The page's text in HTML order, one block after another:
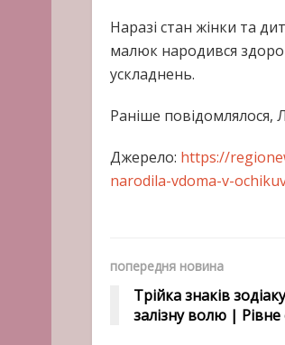
Наразі стан жінки та
малюк народився
ускладнень.
Раніше повідомлялося,
Джерело: https://
narodila-vdoma-v-
попередня новина
Трійка знаків
залізну волю | Рівне